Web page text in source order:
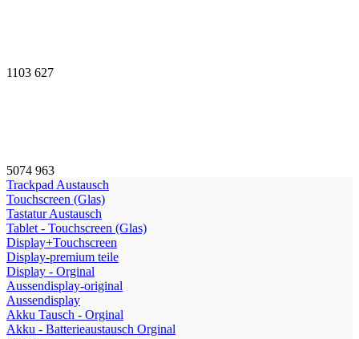
1103 627
5074 963
Trackpad Austausch
Touchscreen (Glas)
Tastatur Austausch
Tablet - Touchscreen (Glas)
Display+Touchscreen
Display-premium teile
Display - Orginal
Aussendisplay-original
Aussendisplay
Akku Tausch - Orginal
Akku - Batterieaustausch Orginal